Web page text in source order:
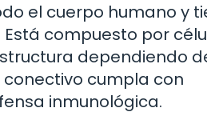
el cuerpo humano y
compuesto por
dependiendo
cumpla con
inmunológica.